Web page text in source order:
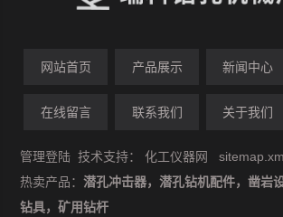
网站首页 产品展示 新闻中心
在线留言 联系我们 关于我们
管理登陆 技术支持：化工仪器网
热卖产品：潜孔冲击器，潜孔钻机配件，凿岩
钻具，矿用钻杆